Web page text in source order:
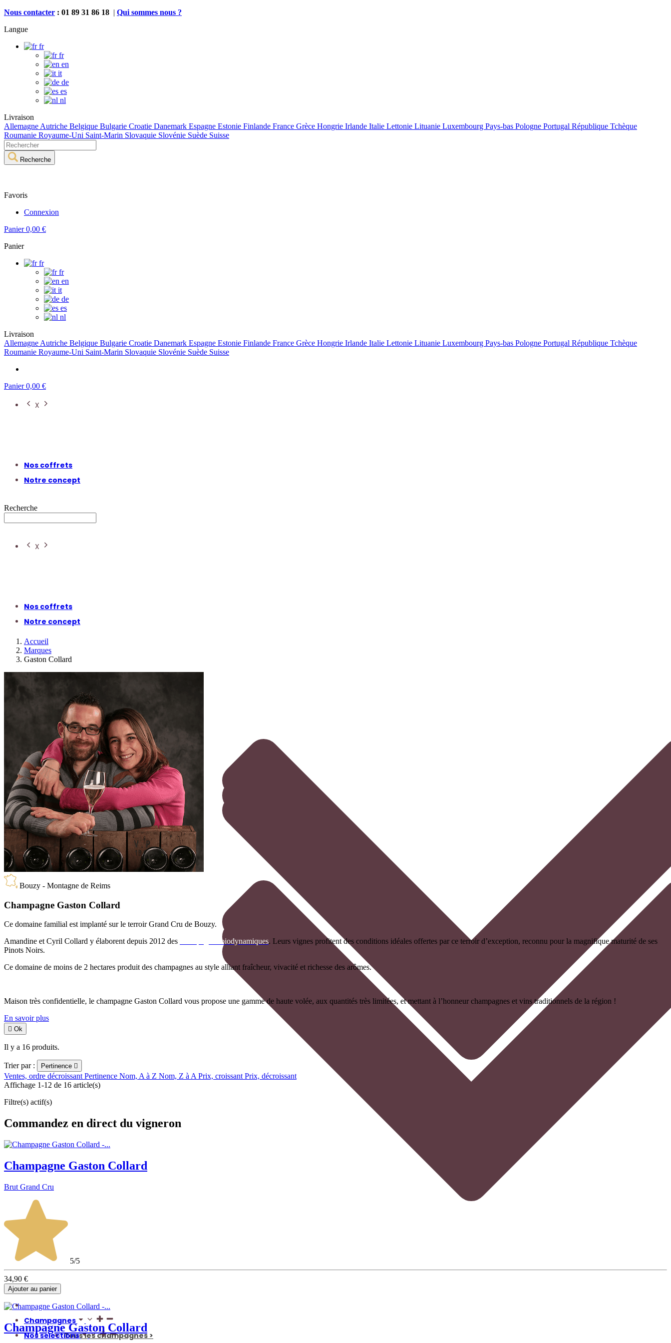
Nous contacter : 01 89 31 86 18 | Qui sommes nous ?
Langue
fr
fr
en
it
de
es
nl
Livraison
Allemagne Autriche Belgique Bulgarie Croatie Danemark Espagne Estonie Finlande France Grèce Hongrie Irlande Italie Lettonie Lituanie Luxembourg Pays-bas Pologne Portugal République Tchèque
Roumanie Royaume-Uni Saint-Marin Slovaquie Slovénie Suède Suisse
Recherche
Favoris
Connexion
Panier 0,00 €
Panier
fr
fr
en
it
de
es
nl
Livraison
Allemagne Autriche Belgique Bulgarie Croatie Danemark Espagne Estonie Finlande France Grèce Hongrie Irlande Italie Lettonie Lituanie Luxembourg Pays-bas Pologne Portugal République Tchèque
Roumanie Royaume-Uni Saint-Marin Slovaquie Slovénie Suède Suisse
Panier 0,00 €
X
Champagnes
Tous les champagnes >
Nos sélections
Nos coffrets
Notre concept
Recherche
X
Nos coffrets
Notre concept
Accueil
Marques
Gaston Collard
Bouzy - Montagne de Reims
Champagne Gaston Collard
Ce domaine familial est implanté sur le terroir Grand Cru de Bouzy.
Amandine et Cyril Collard y élaborent depuis 2012 des
champagnes biodynamiques. Leurs vignes profitent des conditions idéales offertes par ce terroir d’exception, reconnu pour la magnifique maturité de ses
Pinots Noirs.
Ce domaine de moins de 2 hectares produit des champagnes au style alliant fraîcheur, vivacité et richesse des arômes.
Maison très confidentielle, le champagne Gaston Collard vous propose une gamme de haute volée, aux quantités très limitées, et mettant à l’honneur champagnes et vins traditionnels de la région !
En savoir plus
 Ok
Il y a 16 produits.
Trier par : Pertinence 
Ventes, ordre décroissant Pertinence Nom, A à Z Nom, Z à A Prix, croissant Prix, décroissant
Affichage 1-12 de 16 article(s)
Filtre(s) actif(s)
Commandez en direct du vigneron
Champagne Gaston Collard
Brut Grand Cru
5/5
34,90 €
Ajouter au panier
Champagne Gaston Collard